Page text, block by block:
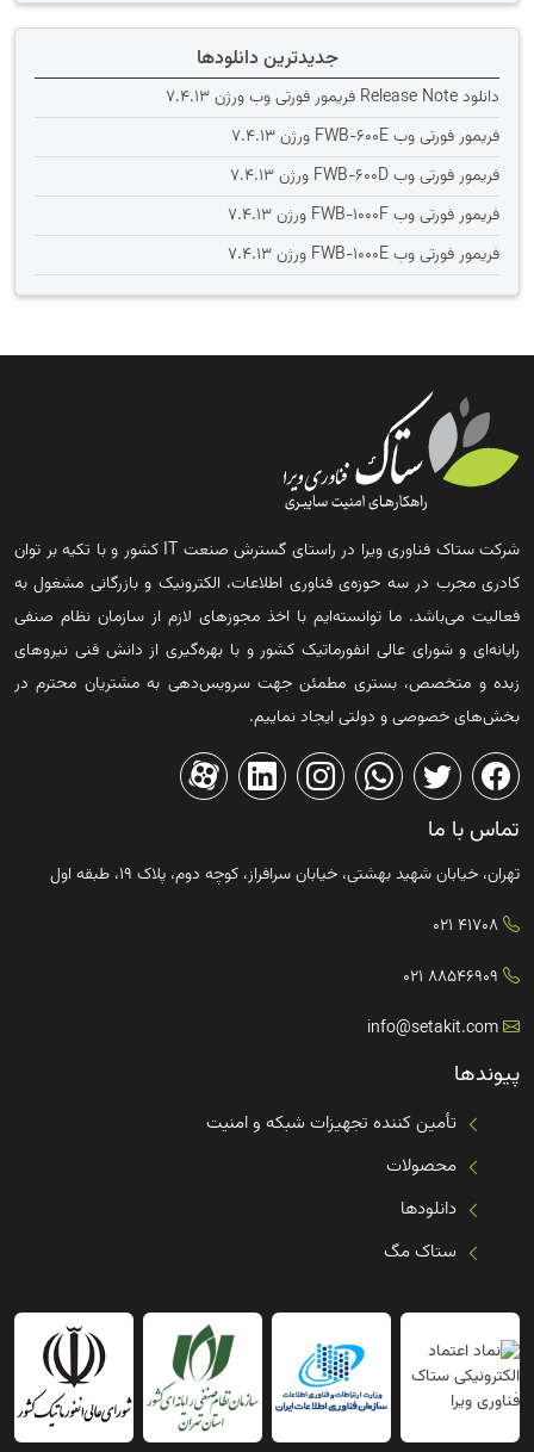
جدیدترین دانلودها
دانلود Release Note فریمور فورتی وب ورژن 7.4.13
فریمور فورتی وب FWB-600E ورژن 7.4.13
فریمور فورتی وب FWB-600D ورژن 7.4.13
فریمور فورتی وب FWB-1000F ورژن 7.4.13
فریمور فورتی وب FWB-1000E ورژن 7.4.13
شرکت ستاک فناوری ویرا در راستای گسترش صنعت IT کشور و با تکیه بر توان
کادری مجرب در سه حوزه‌ی فناوری اطلاعات، الکترونیک و بازرگانی مشغول به
فعالیت می‌باشد. ما توانسته‌ایم با اخذ مجوزهای لازم از سازمان نظام صنفی
رایانه‌ای و شورای عالی انفورماتیک کشور و با بهره‌گیری از دانش فنی نیروهای
زبده و متخصص، بستری مطمئن جهت سرویس‌دهی به مشتریان محترم در
بخش‌های خصوصی و دولتی ایجاد نماییم.
تماس با ما
تهران، خیابان شهید بهشتی، خیابان سرافراز، کوچه دوم، پلاک ۱۹، طبقه اول
41708 021
88546909 021
info@setakit.com
پیوندها
تأمین کننده تجهیزات شبکه و امنیت
محصولات
دانلودها
ستاک مگ